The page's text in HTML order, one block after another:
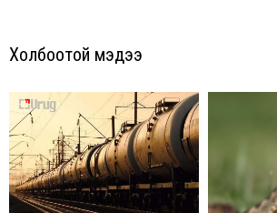
Холбоотой мэдээ